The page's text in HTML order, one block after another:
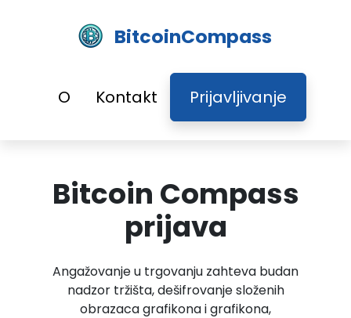
BitcoinCompass
O Kontakt Prijavljivanje
Bitcoin Compass
prijava
Angažovanje u trgovanju zahteva budan
nadzor tržišta, dešifrovanje složenih
obrazaca grafikona i grafikona,